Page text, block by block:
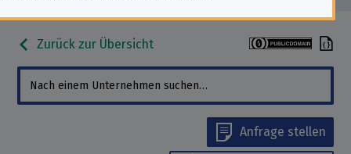
Zurück zur Übersicht
Anfrage stellen